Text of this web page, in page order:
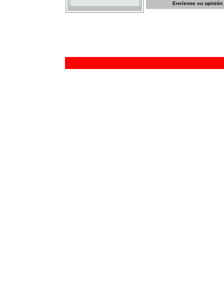
Envíenos su